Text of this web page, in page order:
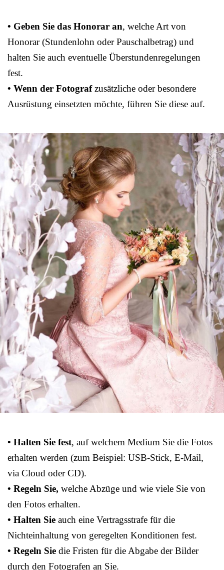
• Geben Sie das Honorar an, welche Art von
Honorar (Stundenlohn oder Pauschalbetrag) und
halten Sie auch eventuelle Überstundenregelungen
fest.
• Wenn der Fotografzusätzliche oder besondere
Ausrüstung einsetzten möchte, führen Sie diese auf.
• Halten Sie fest, auf welchem Medium Sie die Fotos
erhalten werden (zum Beispiel: USB-Stick, E-Mail,
via Cloud oder CD).
• Regeln Sie, welche Abzüge und wie viele Sie von
den Fotos erhalten.
• Halten Sie auch eine Vertragsstrafe für die
Nichteinhaltung von geregelten Konditionen fest.
• Regeln Sie die Fristen für die Abgabe der Bilder
durch den Fotografen an Sie.